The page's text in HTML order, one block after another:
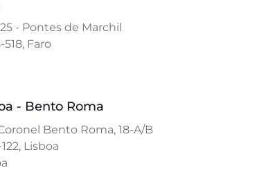
- Pontes de Marchil
Faro
- Bento Roma
Bento Roma, 18-A/B
Lisboa